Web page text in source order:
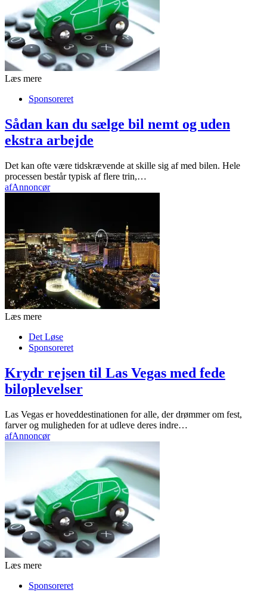
Læs mere
Sponsoreret
Sådan kan du sælge bil nemt og uden
ekstra arbejde
Det kan ofte være tidskrævende at skille sig af med bilen. Hele
processen består typisk af flere trin,…
afAnnoncør
Læs mere
Det Løse
Sponsoreret
Krydr rejsen til Las Vegas med fede
biloplevelser
Las Vegas er hoveddestinationen for alle, der drømmer om fest,
farver og muligheden for at udleve deres indre…
afAnnoncør
Læs mere
Sponsoreret